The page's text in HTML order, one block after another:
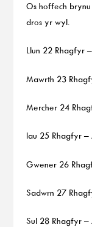
Os hoffech
dros yr wyl.
Llun 22 Rhagfyr
Mawrth 23
Mercher 24
Iau 25 Rhagfyr –
Gwener 26
Sadwrn 27
Sul 28 Rhagfyr –